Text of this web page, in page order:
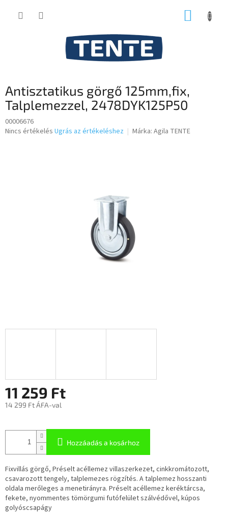
KOSÁR
Antisztatikus görgő 125mm,fix,
Talplemezzel, 2478DYK125P50
00006676
A
Nincs értékelés Ugrás az értékeléshez Márka: Agila TENTE
11 259 Ft
14 299 Ft ÁFA-val
Hozzáadás a kosárhoz
Fixvillás görgő, Préselt acéllemez villaszerkezet, cinkkromátozott,
csavarozott tengely, talplemezes rögzítés. A talplemez hosszanti
oldala merőleges a menetirányra. Préselt acéllemez keréktárcsa,
fekete, nyommentes tömörgumi futófelület szálvédővel, kúpos
golyóscsapágy